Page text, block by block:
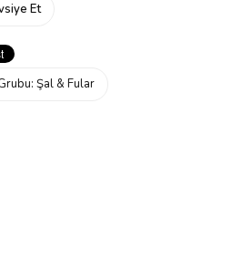
Et
Şal & Fular